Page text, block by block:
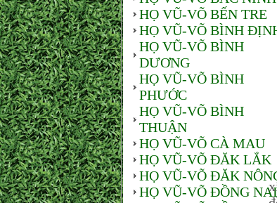
HỌ VŨ-VÕ BẾN TRE
HỌ VŨ-VÕ BÌNH
HỌ VŨ-VÕ BÌNH
DƯƠNG
HỌ VŨ-VÕ BÌNH
PHƯỚC
HỌ VŨ-VÕ BÌNH
THUẬN
HỌ VŨ-VÕ CÀ MAU
HỌ VŨ-VÕ ĐĂK LẮK
HỌ VŨ-VÕ ĐĂK
HỌ VŨ-VÕ ĐỒNG NAI